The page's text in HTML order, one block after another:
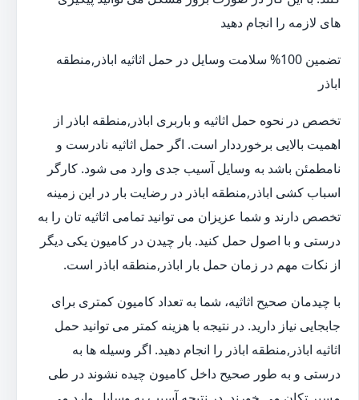
های لازمه را انجام دهید
تضمین 100% سلامت وسایل در حمل اثاثیه اباذر,منطقه
اباذر
تخصص در نحوه حمل اثاثیه و باربری اباذر,منطقه اباذر از
اهمیت بالایی برخورددار است. اگر حمل اثاثیه نادرست و
نامطمئن باشد به وسایل آسیب جدی وارد می شود. کارگر
اسباب کشی اباذر,منطقه اباذر در رضایت بار در این زمینه
تخصص دارند و شما عزیزان می توانید تمامی اثاثیه تان را به
درستی و با اصول حمل کنید. بار چیدن در کامیون یکی دیگر
از نکات مهم در زمان حمل بار اباذر,منطقه اباذر است.
با چیدمان صحیح اثاثیه، شما به تعداد کامیون کمتری برای
جابجایی نیاز دارید. در نتیجه با هزینه کمتر می توانید حمل
اثاثیه اباذر,منطقه اباذر را انجام دهید. اگر وسیله ها به
درستی و به طور صحیح داخل کامیون چیده نشوند در طی